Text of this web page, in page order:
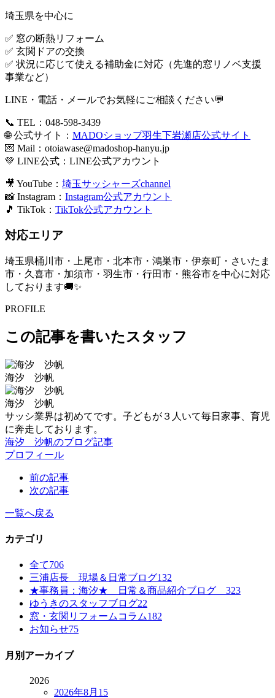
埼玉県を中心に
✅ 窓の断熱リフォーム
✅ 玄関ドアの交換
✅ 状況に応じて使える補助金に対応（先進的窓リノベ支援
事業など）
LINE・電話・メールでお気軽にご相談ください💬
📞 TEL：048-598-3439
🌐 公式サイト： MADOショップ羽生下岩瀬店公式サイト
💌 Mail： otoiawase@madoshop-hanyu.jp
💚 LINE公式： LINE公式アカウント
🎥 YouTube： 埼玉サッシャーズchannel
📸 Instagram： Instagram公式アカウント
🎵 TikTok： TikTok公式アカウント
対応エリア
埼玉県桶川市・上尾市・北本市・鴻巣市・伊奈町・さいたま
市・久喜市・加須市・羽生市・行田市・熊谷市を中心に対応
しております🚚✨
PROFILE
この記事を書いたスタッフ
海汐 沙帆
海汐 沙帆
サッシ業界は初めてです。子どもが３人いて毎日家事、育児
に奔走しております。
海汐 沙帆のブログ記事
プロフィール
前の記事
次の記事
一覧へ戻る
カテゴリ
全て706
三浦店長 現場＆日常ブログ132
★事務員：海汐★ 日常＆商品紹介ブログ 323
ゆうきのスタッフブログ22
窓・玄関リフォームコラム182
お知らせ75
月別アーカイブ
2026
2026年8月 15